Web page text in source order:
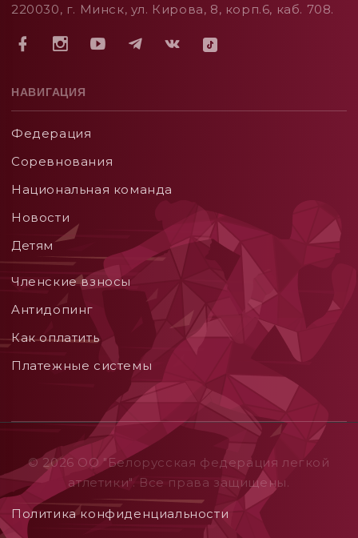
220030, г. Минск, ул. Кирова, 8, корп.6, каб. 708.
НАВИГАЦИЯ
Федерация
Соревнования
Национальная команда
Новости
Детям
Членские взносы
Aнтидопинг
Как оплатить
Платежные системы
© 2026 ОO "Белорусская федерация легкой
атлетики". Все права защищены.
Политика конфиденциальности